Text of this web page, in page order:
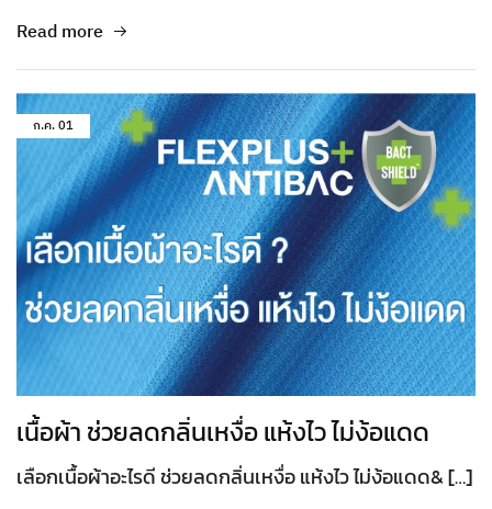
Read more
ก.ค.01
เนื้อผ้า ช่วยลดกลิ่นเหงื่อ แห้งไว ไม่ง้อแดด
เลือกเนื้อผ้าอะไรดี ช่วยลดกลิ่นเหงื่อ แห้งไว ไม่ง้อแดด& […]